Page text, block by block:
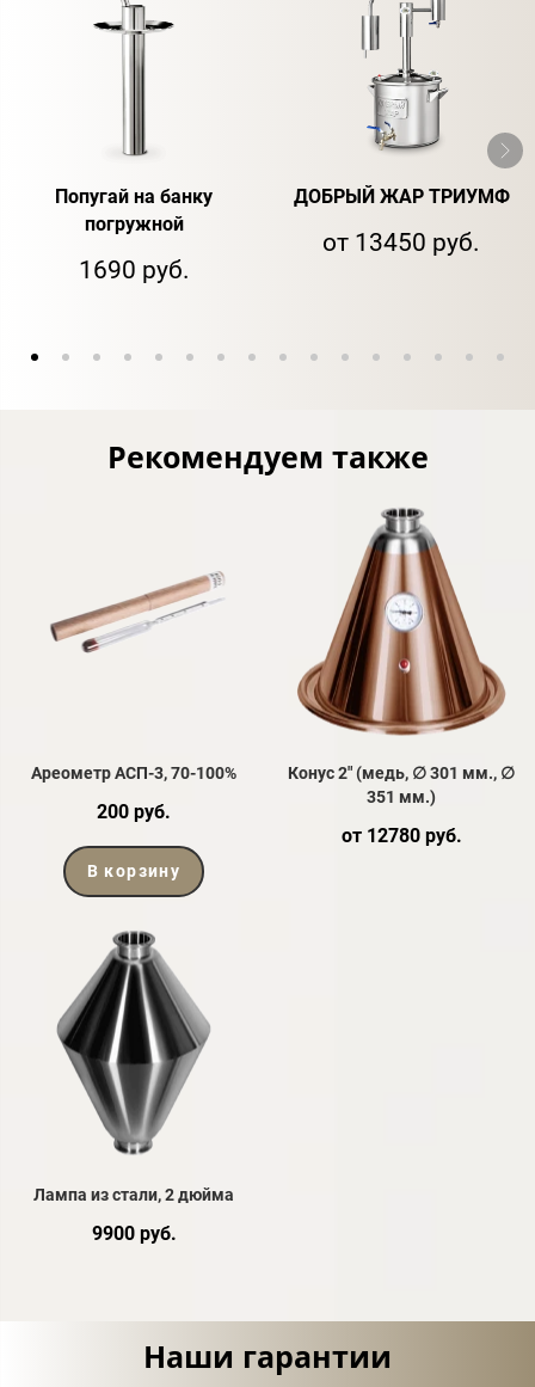
Попугай на банку
погружной
1690 руб.
ДОБРЫЙ ЖАР ТРИУМФ
от 13450 руб.
Рекомендуем также
Ареометр АСП-3, 70-100%
200 руб.
В корзину
Конус 2" (медь, ∅ 301 мм., ∅
351 мм.)
от 12780 руб.
Лампа из стали, 2 дюйма
9900 руб.
Наши гарантии